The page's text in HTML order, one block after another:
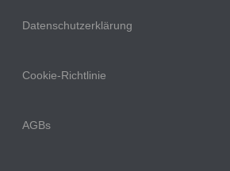
Datenschutzerklärung
Cookie-Richtlinie
AGBs